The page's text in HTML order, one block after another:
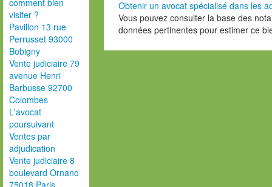
comment bien
visiter ?
Pavillon 13 rue
Perrusset 93000
Bobigny
Vente judiciaire 79
avenue Henri
Barbusse 92700
Colombes
L'avocat
poursuivant
Ventes par
adjudication
Vente judiciaire 8
boulevard Ornano
75018 Paris
Obtenir un avocat spécialisé dans les
Vous pouvez consulter la base des
données pertinentes pour estimer ce